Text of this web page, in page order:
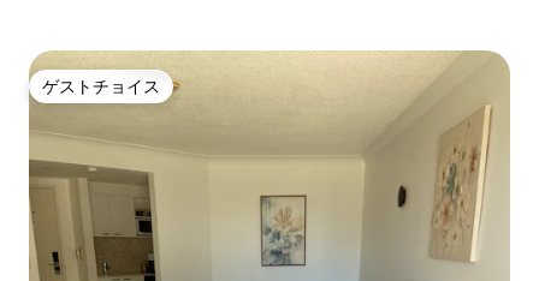
ゲストチョイス
ゲストチョイス